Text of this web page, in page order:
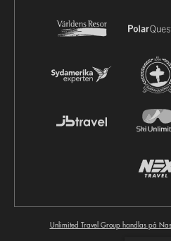
Unlimited Travel Group handlas på